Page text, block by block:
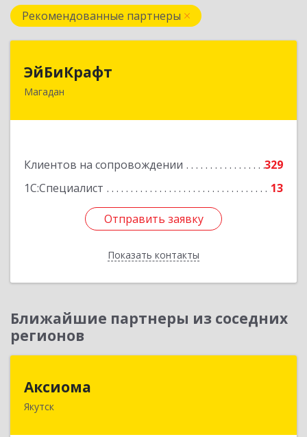
Рекомендованные партнеры
ЭйБиКрафт
Магадан
Клиентов на сопровождении
329
1С:Специалист
13
Отправить заявку
Показать контакты
685000, Магаданская обл, Магадан г, Полярная
Отправить заявку
Назад
Ближайшие партнеры из соседних
регионов
Аксиома
Якутск677000, Саха /Якутия/ Респ, Якутск г, Чиряева